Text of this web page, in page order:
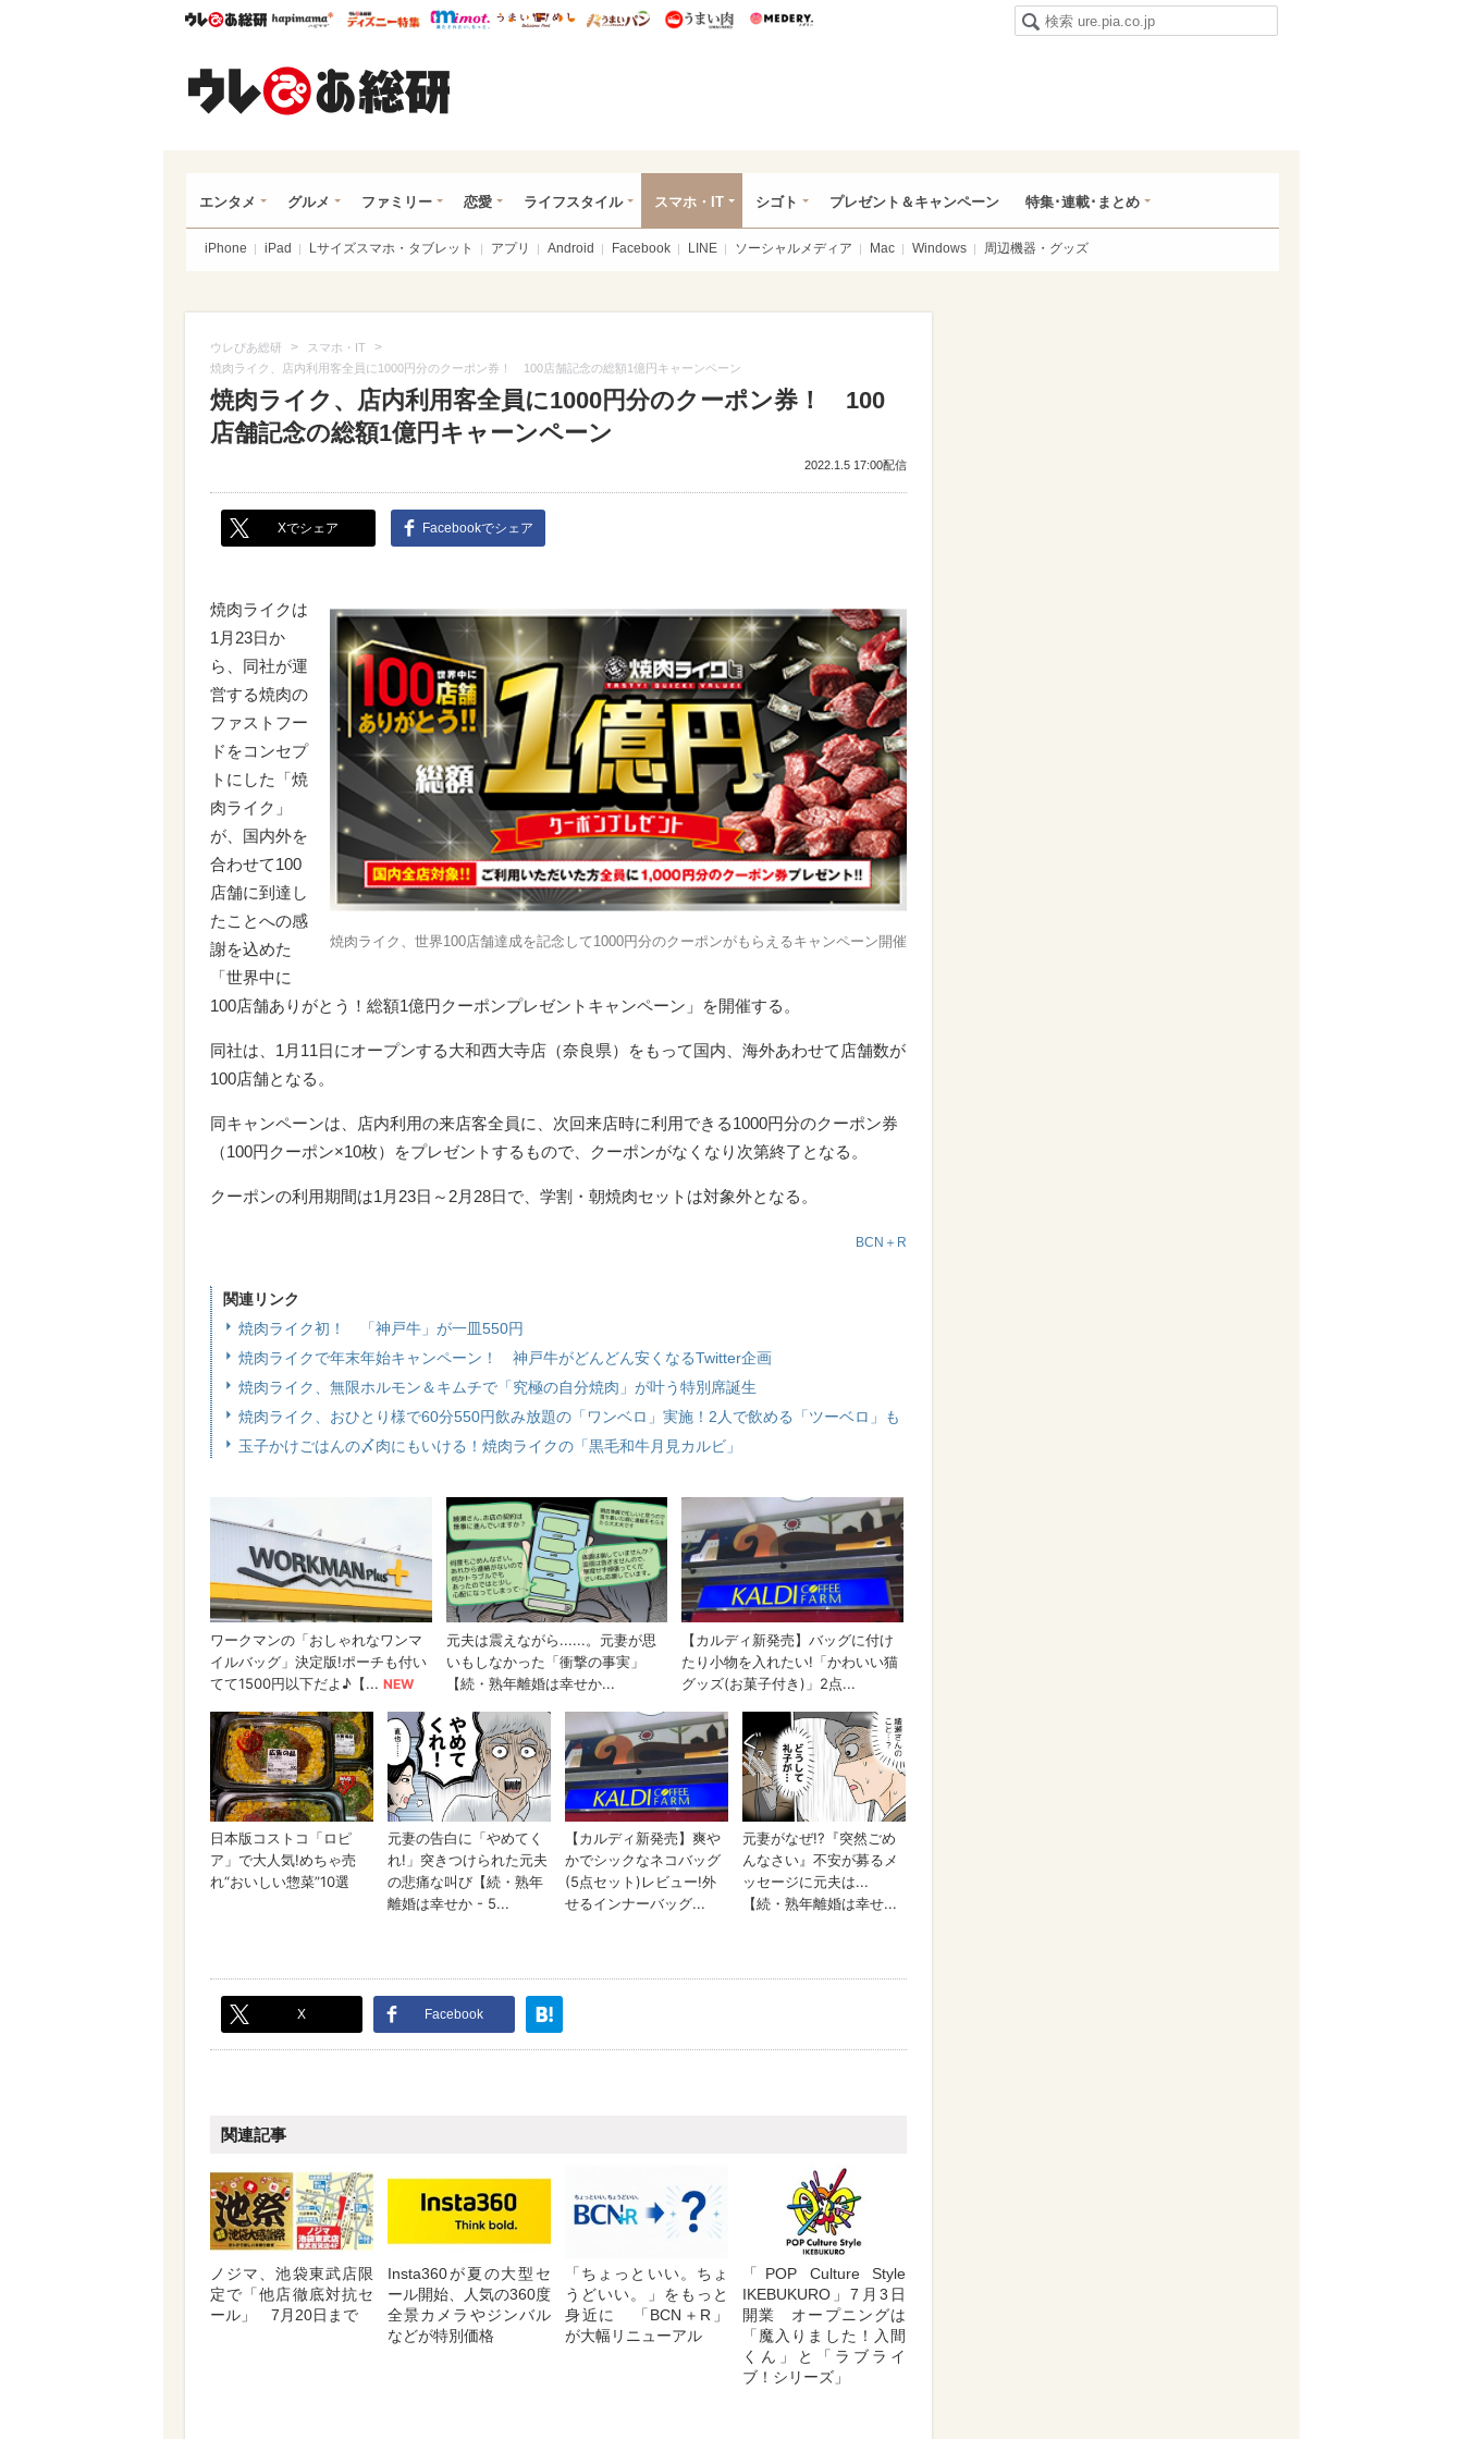
ウレぴあ総研ハピママ* ウレぴあ総研 ディズニー特集
mimot. うまいめし うまいパン うまい肉
エンタメ グルメ ファミリー 恋愛 ライフスタイル スマホ・IT シゴト プレゼント＆キャンペーン 特集･連載･まとめ
iPhone iPad Lサイズスマホ・タブレット アプリ Android Facebook LINE ソーシャルメディア Mac Windows 周辺機器・グッズ
ウレぴあ総研 > スマホ・IT >
焼肉ライク、店内利用客全員に1000円分のクーポン券！ 100店舗記念の総額1億円キャーンペーン
焼肉ライク、店内利用客全員に1000円分のクーポン券！ 100
店舗記念の総額1億円キャーンペーン
2022.1.5 17:00配信
Xでシェア Facebookでシェア
焼肉ライク、世界100店舗達成を記念して1000円分のクーポンがもらえるキャンペーン開催
焼肉ライクは
1月23日か
ら、同社が運
営する焼肉の
ファストフー
ドをコンセプ
トにした「焼
肉ライク」
が、国内外を
合わせて100
店舗に到達し
たことへの感
謝を込めた
「世界中に
100店舗ありがとう！総額1億円クーポンプレゼントキャンペーン」を開催する。
同社は、1月11日にオープンする大和西大寺店（奈良県）をもって国内、海外あわせて店舗数が
100店舗となる。
同キャンペーンは、店内利用の来店客全員に、次回来店時に利用できる1000円分のクーポン券
（100円クーポン×10枚）をプレゼントするもので、クーポンがなくなり次第終了となる。
クーポンの利用期間は1月23日～2月28日で、学割・朝焼肉セットは対象外となる。
BCN＋R
関連リンク
焼肉ライク初！ 「神戸牛」が一皿550円
焼肉ライクで年末年始キャンペーン！ 神戸牛がどんどん安くなるTwitter企画
焼肉ライク、無限ホルモン＆キムチで「究極の自分焼肉」が叶う特別席誕生
焼肉ライク、おひとり様で60分550円飲み放題の「ワンベロ」実施！2人で飲める「ツーベロ」も
玉子かけごはんの〆肉にもいける！焼肉ライクの「黒毛和牛月見カルビ」
X Facebook
関連記事
ノジマ、池袋東武店限
定で「他店徹底対抗セ
ール」 7月20日まで
Insta360が夏の大型セ
ール開始、人気の360度
全景カメラやジンバル
などが特別価格
「ちょっといい。ちょ
うどいい。」をもっと
身近に 「BCN＋R」
が大幅リニューアル
「POP Culture Style
IKEBUKURO」7月3日
開業 オープニングは
「魔入りました！入間
くん」と「ラブライ
ブ！シリーズ」